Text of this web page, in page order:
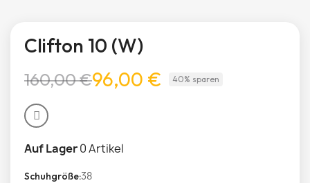
Clifton 10 (W)
160,00 €96,00 € 40% sparen
Auf Lager0 Artikel
Schuhgröße 38